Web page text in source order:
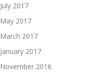
July 2017
May 2017
March 2017
January 2017
November 2016